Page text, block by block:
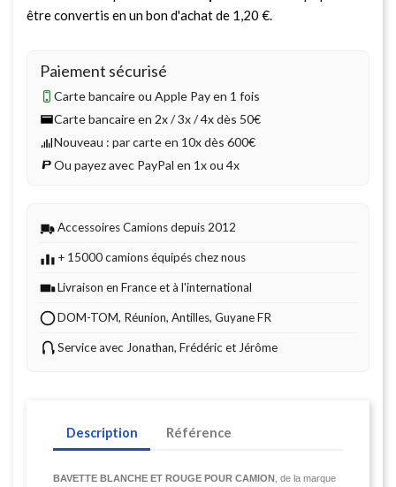
être convertis en un bon d'achat de 1,20 €.
Paiement sécurisé
Carte bancaire ou Apple Pay en 1 fois
Carte bancaire en 2x / 3x / 4x dès 50€
Nouveau : par carte en 10x dès 600€
Ou payez avec PayPal en 1x ou 4x
Accessoires Camions depuis 2012
+ 15000 camions équipés chez nous
Livraison en France et à l'international
DOM-TOM, Réunion, Antilles, Guyane FR
Service avec Jonathan, Frédéric et Jérôme
Description Référence
BAVETTE BLANCHE ET ROUGE POUR CAMION , de la marque